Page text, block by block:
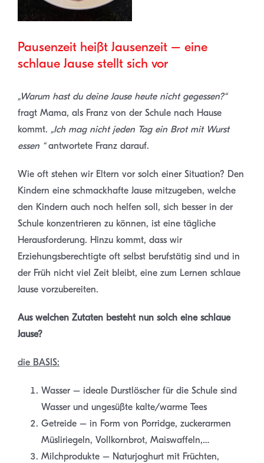
Pausenzeit heißt Jausenzeit – eine
schlaue Jause stellt sich vor
„Warum hast du deine Jause heute nicht gegessen?“
fragt Mama, als Franz von der Schule nach Hause
kommt. „Ich mag nicht jeden Tag ein Brot mit Wurst
essen “antwortete Franz darauf.
Wie oft stehen wir Eltern vor solch einer Situation? Den
Kindern eine schmackhafte Jause mitzugeben, welche
den Kindern auch noch helfen soll, sich besser in der
Schule konzentrieren zu können, ist eine tägliche
Herausforderung. Hinzu kommt, dass wir
Erziehungsberechtigte oft selbst berufstätig sind und in
der Früh nicht viel Zeit bleibt, eine zum Lernen schlaue
Jause vorzubereiten.
Aus welchen Zutaten besteht nun solch eine schlaue
Jause?
die BASIS:
Wasser – ideale Durstlöscher für die Schule sind
Wasser und ungesüßte kalte/warme Tees
Getreide – in Form von Porridge, zuckerarmen
Müsliriegeln, Vollkornbrot, Maiswaffeln,…
Milchprodukte – Naturjoghurt mit Früchten,